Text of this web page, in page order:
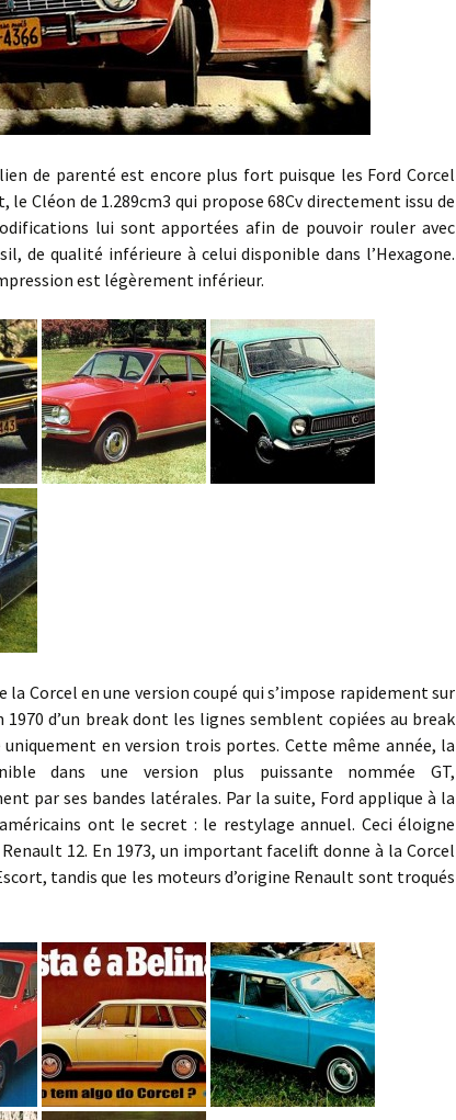
parenté est encore plus fort puisque les Ford Corcel
Cléon de 1.289cm3 qui propose 68Cv directement issu de
lui sont apportées afin de pouvoir rouler avec
de qualité inférieure à celui disponible dans l’Hexagone.
est légèrement inférieur.
en une version coupé qui s’impose rapidement sur
d’un break dont les lignes semblent copiées au break
en version trois portes. Cette même année, la
dans une version plus puissante nommée GT,
par ses bandes latérales. Par la suite, Ford applique à la
ont le secret : le restylage annuel. Ceci éloigne
12. En 1973, un important facelift donne à la Corcel
tandis que les moteurs d’origine Renault sont troqués